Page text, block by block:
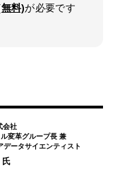
料)が必要です
会社
変革グループ長 兼
データサイエンティスト
氏